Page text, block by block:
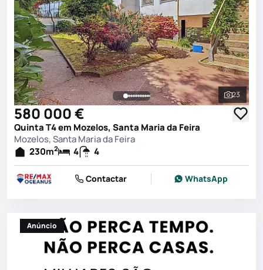
Ver
23
580 000 €
Quinta T4 em Mozelos, Santa Maria da Feira
Mozelos, Santa Maria da Feira
230m2 4 4
Contactar WhatsApp
Anúncio